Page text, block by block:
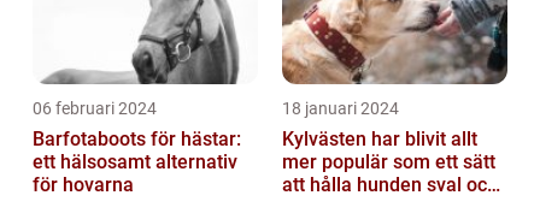
06 februari 2024
Barfotaboots för hästar:
ett hälsosamt alternativ
för hovarna
18 januari 2024
Kylvästen har blivit allt
mer populär som ett sätt
att hålla hunden sval och